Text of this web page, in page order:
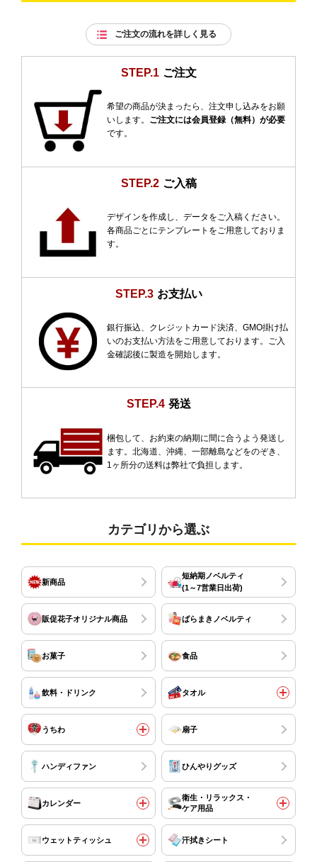
ご注文の流れを詳しく見る
STEP.1 ご注文
希望の商品が決まったら、注文申し込みをお願
いします。 ご注文には会員登録（無料）が必要
です。
STEP.2 ご入稿
デザインを作成し、データをご入稿ください。
各商品ごとにテンプレートをご用意しておりま
す。
STEP.3 お支払い
銀行振込、クレジットカード決済、GMO掛け払
いのお支払い方法をご用意しております。ご入
金確認後に製造を開始します。
STEP.4 発送
梱包して、お約束の納期に間に合うよう発送し
ます。北海道、沖縄、一部離島などをのぞき、
1ヶ所分の送料は弊社で負担します。
カテゴリから選ぶ
新商品
短納期ノベルティ
(1～7営業日出荷)
販促花子オリジナル商品 ばらまきノベルティ
お菓子 食品
飲料・ドリンク タオル
うちわ 扇子
ハンディファン ひんやりグッズ
カレンダー
衛生・リラックス・
ケア用品
ウェットティッシュ 汗拭きシート